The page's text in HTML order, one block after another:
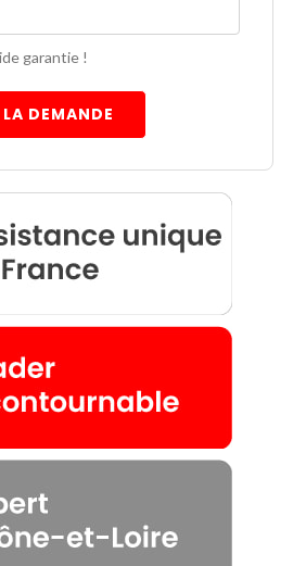
garantie !
DEMANDE